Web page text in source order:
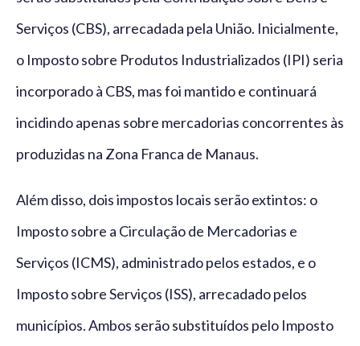
Serviços (CBS), arrecadada pela União. Inicialmente,
o Imposto sobre Produtos Industrializados (IPI) seria
incorporado à CBS, mas foi mantido e continuará
incidindo apenas sobre mercadorias concorrentes às
produzidas na Zona Franca de Manaus.
Além disso, dois impostos locais serão extintos: o
Imposto sobre a Circulação de Mercadorias e
Serviços (ICMS), administrado pelos estados, e o
Imposto sobre Serviços (ISS), arrecadado pelos
municípios. Ambos serão substituídos pelo Imposto